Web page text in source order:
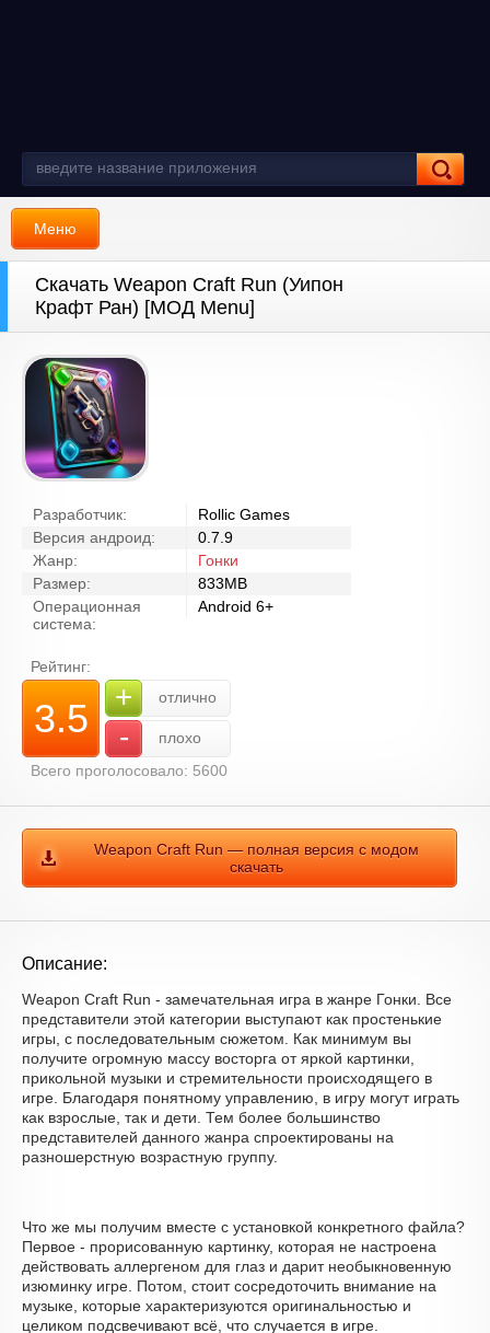
Меню
Скачать Weapon Craft Run (Уипон
Крафт Ран) [МОД Menu]
Разработчик:
Rollic Games
Версия андроид:
0.7.9
Жанр:
Гонки
Размер:
833MB
Операционная
система:
Android 6+
Рейтинг:
3.5 + отлично
-
плохо
Всего проголосовало: 5600
Weapon Craft Run — полная версия с модом
скачать
Описание:
Weapon Craft Run - замечательная игра в жанре Гонки. Все
представители этой категории выступают как простенькие
игры, с последовательным сюжетом. Как минимум вы
получите огромную массу восторга от яркой картинки,
прикольной музыки и стремительности происходящего в
игре. Благодаря понятному управлению, в игру могут играть
как взрослые, так и дети. Тем более большинство
представителей данного жанра спроектированы на
разношерстную возрастную группу.
Что же мы получим вместе с установкой конкретного файла?
Первое - прорисованную картинку, которая не настроена
действовать аллергеном для глаз и дарит необыкновенную
изюминку игре. Потом, стоит сосредоточить внимание на
музыке, которые характеризуются оригинальностью и
целиком подсвечивают всё, что случается в игре.